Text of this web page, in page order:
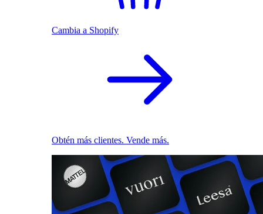
Cambia a Shopify
Obtén más clientes. Vende más.